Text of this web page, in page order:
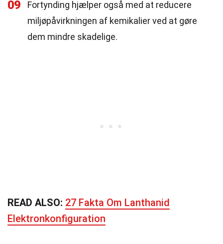
09
Fortynding hjælper også med at reducere
miljøpåvirkningen af kemikalier ved at gøre
dem mindre skadelige.
READ ALSO: 27 Fakta Om Lanthanid
Elektronkonfiguration